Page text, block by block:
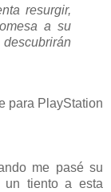
resurgir,
a su
para PlayStation
me pasé su
un tiento a esta